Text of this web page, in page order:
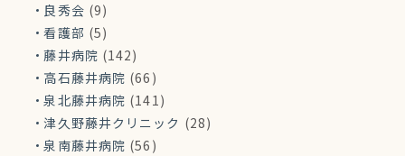
良秀会 (9)
看護部 (5)
藤井病院 (142)
高石藤井病院 (66)
泉北藤井病院 (141)
津久野藤井クリニック (28)
泉南藤井病院 (56)